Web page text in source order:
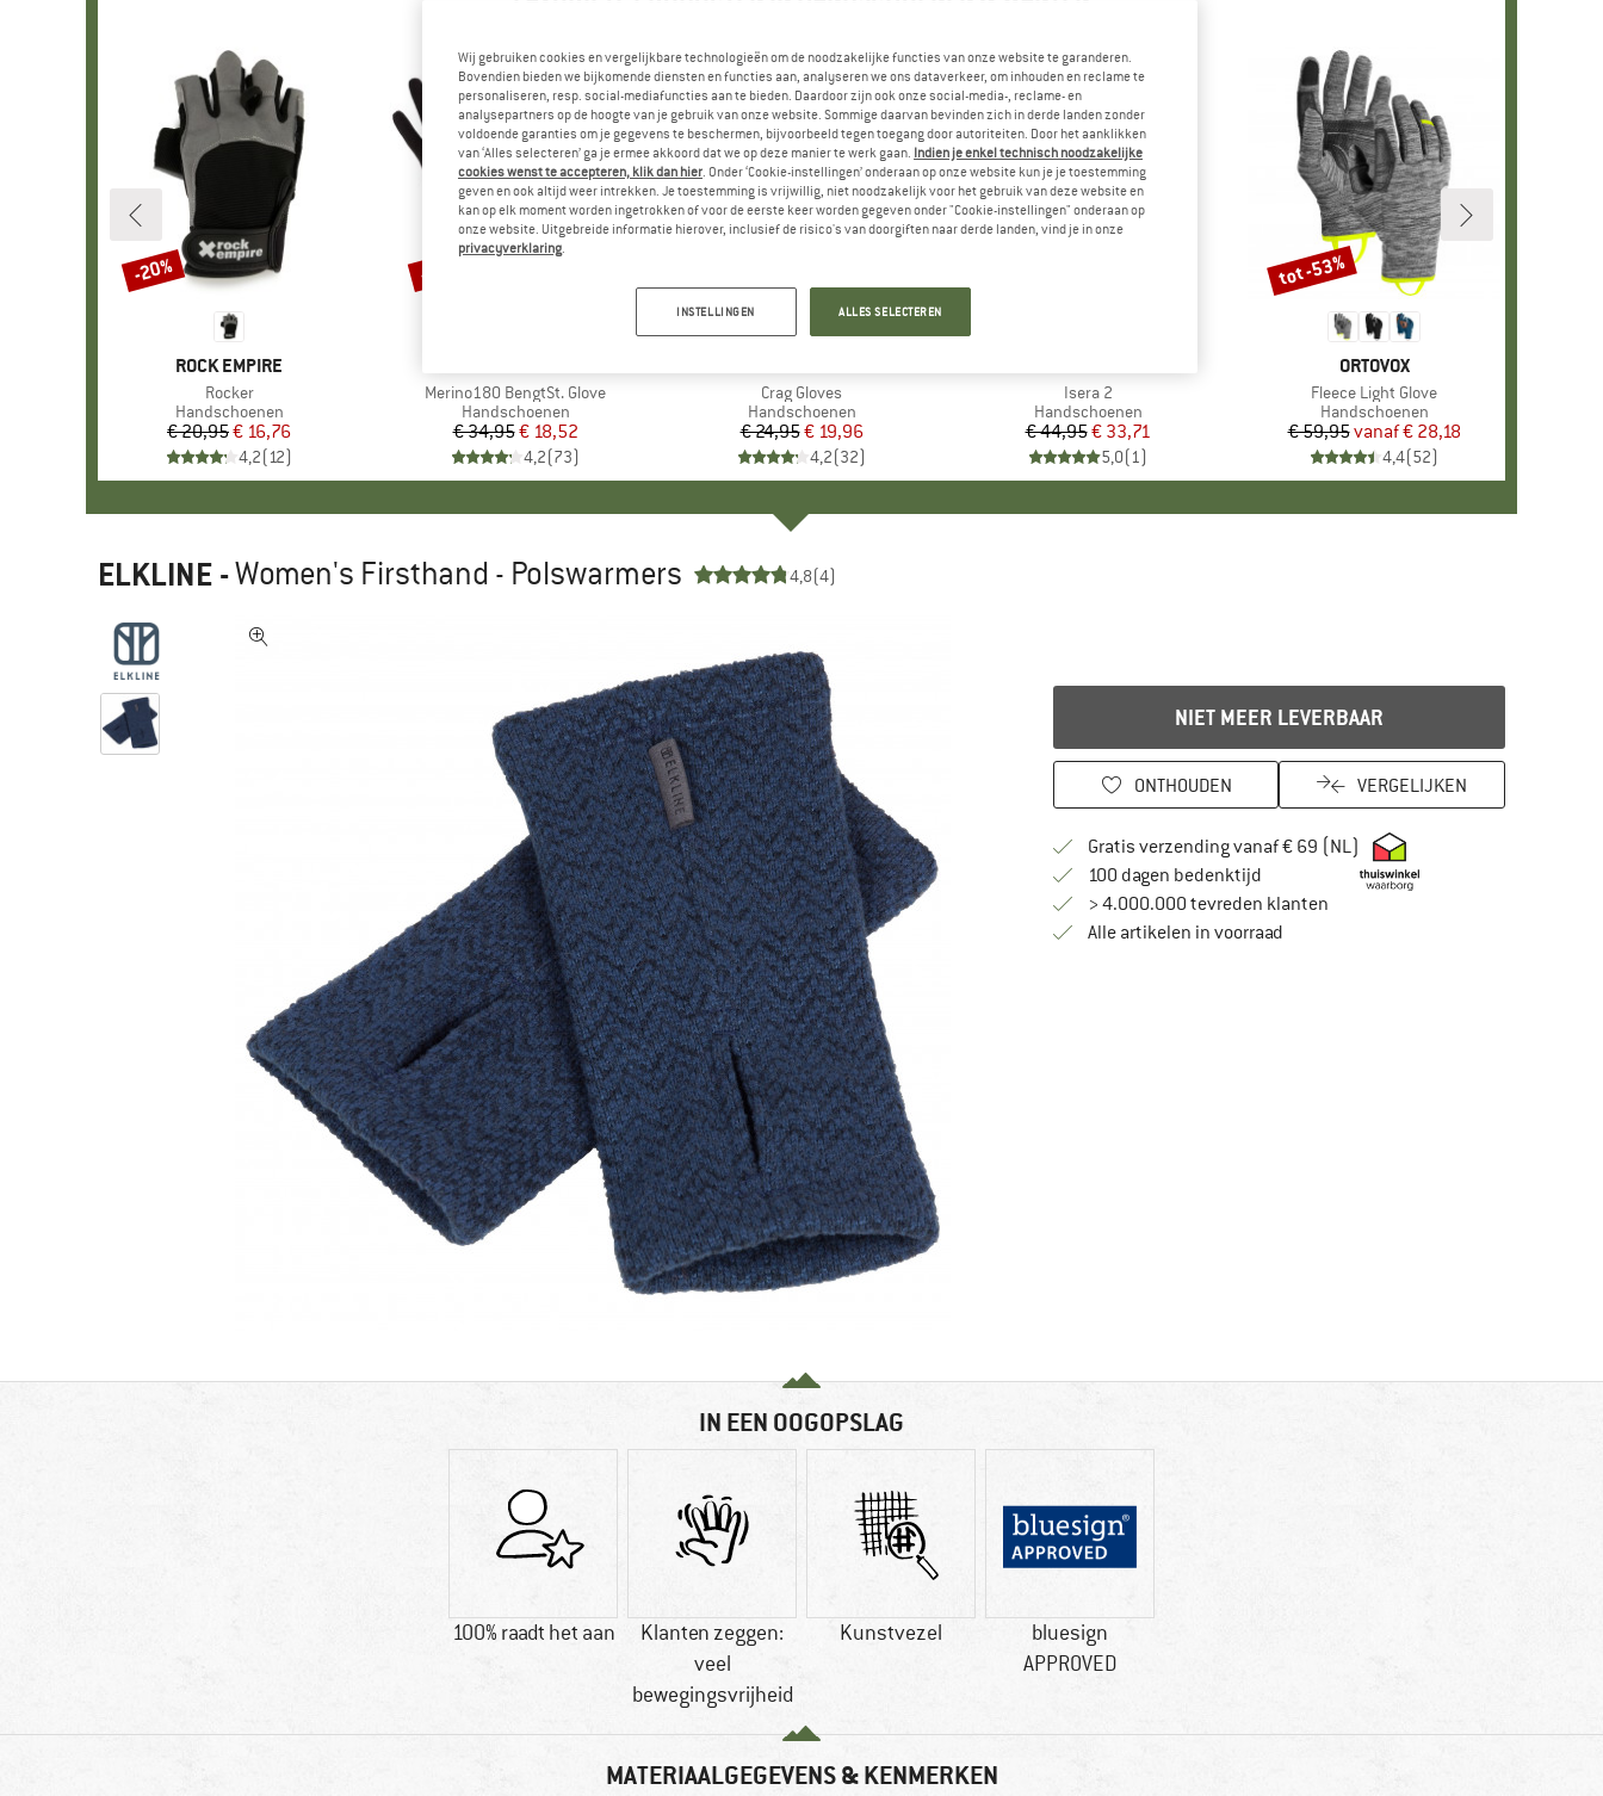
MERK
ROCK EMPIRE
Artikel
Rocker
Productgroep
Handschoenen
Prijs
€ 20,95Verlaagde prijs
€ 16,76
4,2(12)
Korting
-20%
Artikel
Merino180 BengtSt. Glove
Productgroep
Handschoenen
Prijs
€ 34,95Verlaagde prijs
€ 18,52
4,2(73)
Korting
-47%
Artikel
Crag Gloves
Productgroep
Handschoenen
Prijs
€ 24,95Verlaagde prijs
€ 19,96
4,2(32)
Artikel
Isera 2
Productgroep
Handschoenen
Prijs
€ 44,95Verlaagde prijs
€ 33,71
5,0(1)
MERK
ORTOVOX
Artikel
Fleece Light Glove
Productgroep
Handschoenen
Prijs
€ 59,95 Verlaagde prijs
vanaf€ 28,18
4,4(52)
Korting
tot -53%
ELKLINE -Women's Firsthand - Polswarmers 4,8(4)
NIET MEER LEVERBAAR
ONTHOUDEN VERGELIJKEN
Gratis verzending vanaf € 69 (NL) Vind hier de
100 dagen bedenktijdVind de betalingsinformatie hier! Opent in
> 4.000.000 tevreden klanten
Alle artikelen in voorraad
IN EEN OOGOPSLAG
100% raadt het aan
Klanten zeggen:
veel
bewegingsvrijheid
Kunstvezel
bluesign
APPROVED
MATERIAALGEGEVENS & KENMERKEN
Wij gebruiken cookies en vergelijkbare technologieën om de noodzakelijke functies van onze website te garanderen.
Bovendien bieden we bijkomende diensten en functies aan, analyseren we ons dataverkeer, om inhouden en reclame te
personaliseren, resp. social-mediafuncties aan te bieden. Daardoor zijn ook onze social-media-, reclame- en
analysepartners op de hoogte van je gebruik van onze website. Sommige daarvan bevinden zich in derde landen zonder
voldoende garanties om je gegevens te beschermen, bijvoorbeeld tegen toegang door autoriteiten. Door het aanklikken
van ‘Alles selecteren’ ga je ermee akkoord dat we op deze manier te werk gaan. Indien je enkel technisch noodzakelijke
cookies wenst te accepteren, klik dan hier. Onder ‘Cookie-instellingen’ onderaan op onze website kun je je toestemming
geven en ook altijd weer intrekken. Je toestemming is vrijwillig, niet noodzakelijk voor het gebruik van deze website en
kan op elk moment worden ingetrokken of voor de eerste keer worden gegeven onder "Cookie-instellingen" onderaan op
onze website. Uitgebreide informatie hierover, inclusief de risico's van doorgiften naar derde landen, vind je in onze
privacyverklaring.
INSTELLINGEN ALLES SELECTEREN